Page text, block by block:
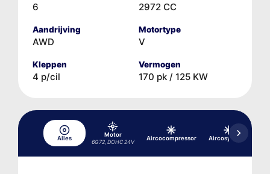
6 2972 CC
Aandrijving
AWD
Motortype
V
Kleppen
4 p/cil
Vermogen
170 pk / 125 KW
Alles
Motor
6G72, DOHC 24V
Aircocompressor Aircosysteem